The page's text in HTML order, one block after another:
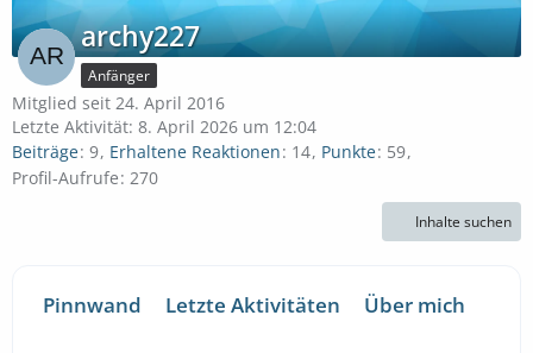
archy227
Anfänger
Mitglied seit 24. April 2016
Letzte Aktivität: 8. April 2026 um 12:04
Beiträge 9 Erhaltene Reaktionen 14 Punkte 59
Profil-Aufrufe 270
Inhalte suchen
Pinnwand Letzte Aktivitäten Über mich